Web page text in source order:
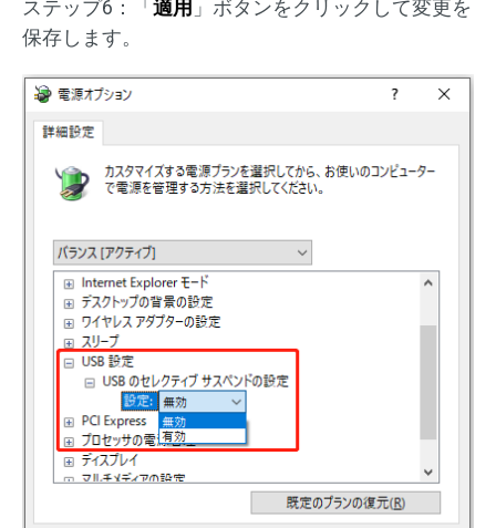
ステップ6：「 適用 」ボタンをクリックして変更を
保存します。